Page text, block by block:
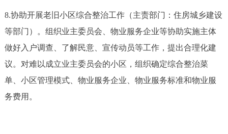
8.协助开展老旧小区综合整治工作（主责部门：住房城乡建设
等部门）。组织业主委员会、物业服务企业等协助实施主体
做好入户调查、了解民意、宣传动员等工作，提出合理化建
议。对难以成立业主委员会的小区，组织确定综合整治菜
单、小区管理模式、物业服务企业、物业服务标准和物业服
务费用。